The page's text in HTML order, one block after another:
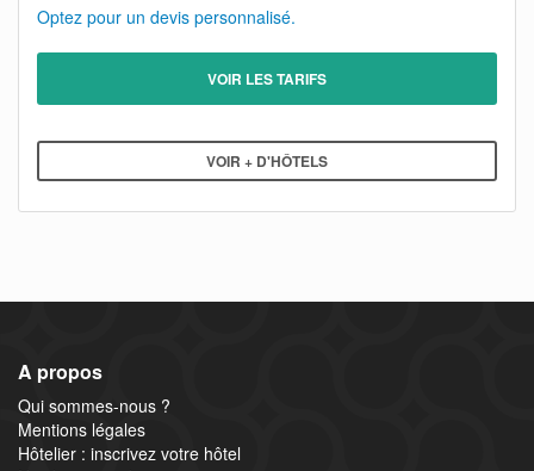
Optez pour un devis personnalisé.
VOIR LES TARIFS
VOIR + D'HÔTELS
A propos
Qui sommes-nous ?
Mentions légales
Hôtelier : inscrivez votre hôtel